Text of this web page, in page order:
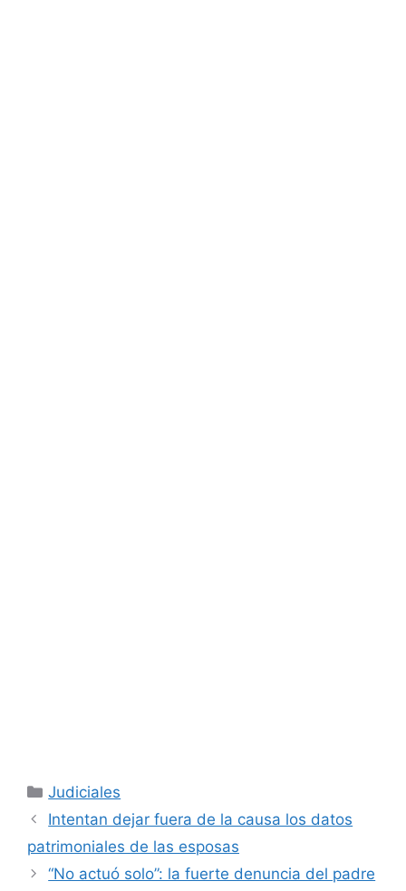
Categorías
Judiciales
Intentan dejar fuera de la causa los datos
patrimoniales de las esposas
“No actuó solo”: la fuerte denuncia del padre